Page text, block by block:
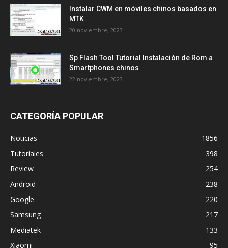
Instalar CWM en móviles chinos basados en
MTK
20 noviembre, 2023
Sp Flash Tool Tutorial Instalación de Rom a
Smartphones chinos
22 noviembre, 2023
CATEGORÍA POPULAR
Noticias
1856
Tutoriales
398
Review
254
Android
238
Google
220
Samsung
217
Mediatek
133
Xiaomi
95